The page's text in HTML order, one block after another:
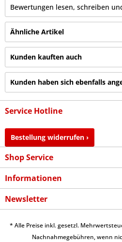
Bewertungen lesen, schreiben
Ähnliche Artikel
Kunden kauften auch
Kunden haben sich ebenfalls
Service Hotline
Bestellung widerrufen ›
Shop Service
Informationen
Newsletter
* Alle Preise inkl. gesetzl.
Nachnahmegebühren, wenn